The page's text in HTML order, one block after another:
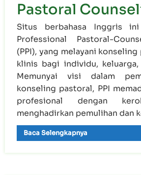
Pastoral
Situs berbahasa Inggris
Professional Pastoral-
(PPI), yang melayani
klinis bagi individu,
Memunyai visi dalam
konseling pastoral, PPI
profesional dengan
menghadirkan pemulihan dan
Baca Selengkapnya